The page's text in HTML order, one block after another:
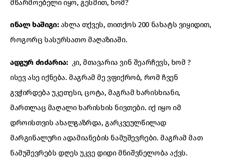
მწარმოებელი იყო, გესმით, ხომ?
ინალ ხაშიგი:ახლა თქვეს, თითქოს 200 ნახატს ვიყიდით,
როგორც სასურსათო მაღაზიაში.
ადგურ ძიძარია:კი, მთავარია ვინ შეარჩევს, ხომ ?
ისევ ასე იქნება. მაგრამ მე ვფიქრობ, რომ ჩვენ
გვჭირდება უკეთესი, ცოტა, მაგრამ ხარისხიანი,
მართლაც მაღალი ხარისხის ნივთები. იქ იყო იმ
დროისთვის ახალგაზრდა, გარკვეულწილად
მარგინალური ადამიანების ნამუშევრები. მაგრამ მათ
ნამუშევრებს დღეს უკვე დიდი მნიშვნელობა აქვს.